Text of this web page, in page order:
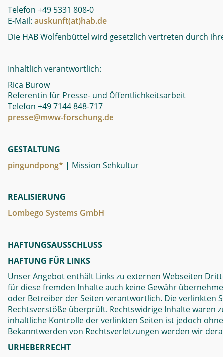
Telefon +49 5331 808-0
E-Mail: auskunft(at)hab.de
Die HAB Wolfenbüttel wird gesetzlich vertreten durch
Inhaltlich verantwortlich:
Rica Burow
Referentin für Presse- und Öffentlichkeitsarbeit
Telefon +49 7144 848-717
presse@mww-forschung.de
GESTALTUNG
pingundpong* | Mission Sehkultur
REALISIERUNG
Lombego Systems GmbH
HAFTUNGSAUSSCHLUSS
HAFTUNG FÜR LINKS
Unser Angebot enthält Links zu externen Webseiten
für diese fremden Inhalte auch keine Gewähr
oder Betreiber der Seiten verantwortlich. Die verlinkten
Rechtsverstöße überprüft. Rechtswidrige Inhalte waren
inhaltliche Kontrolle der verlinkten Seiten ist jedoch
Bekanntwerden von Rechtsverletzungen werden wir
URHEBERRECHT